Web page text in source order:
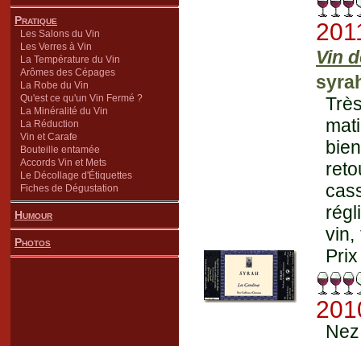
Pratique
Les Salons du Vin
Les Verres à Vin
La Température du Vin
Arômes des Cépages
La Robe du Vin
Qu'est ce qu'un Vin Fermé ?
La Minéralité du Vin
La Réduction
Vin et Carafe
Bouteille entamée
Accords Vin et Mets
Le Décollage d'Étiquettes
Fiches de Dégustation
Humour
Photos
Vin
vin,